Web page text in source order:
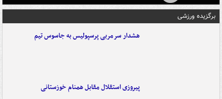
برگزیده ورزشی
هشدار سرمربی پرسپولیس به جاسوس تیم
پیروزی استقلال مقابل همنام خوزستانی